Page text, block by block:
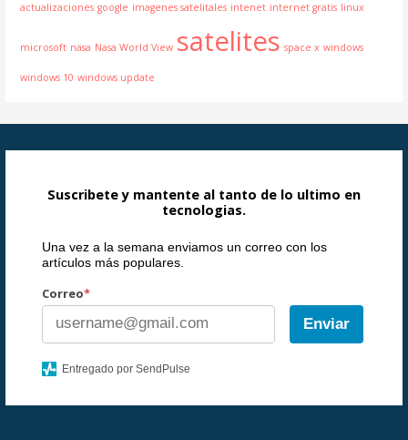
actualizaciones google imagenes satelitales intenet internet gratis linux
microsoft nasa Nasa World View satelites space x windows
windows 10 windows update
Suscribete y mantente al tanto de lo ultimo en
tecnologias.
Una vez a la semana enviamos un correo con los
artículos más populares.
Correo*
Enviar
Entregado por SendPulse